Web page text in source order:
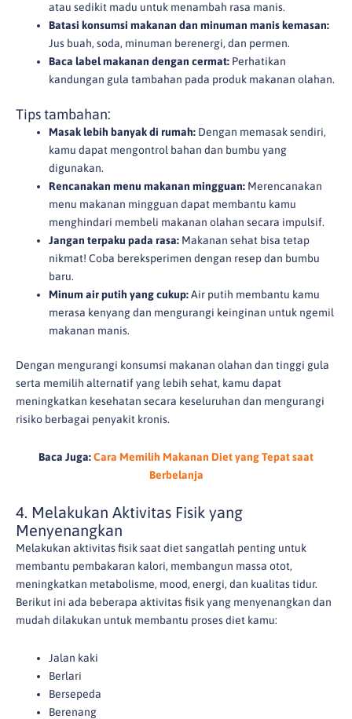
atau sedikit madu untuk menambah rasa manis.
Batasi konsumsi makanan dan minuman manis kemasan:
Jus buah, soda, minuman berenergi, dan permen.
Baca label makanan dengan cermat: Perhatikan
kandungan gula tambahan pada produk makanan olahan.
Tips tambahan:
Masak lebih banyak di rumah: Dengan memasak sendiri,
kamu dapat mengontrol bahan dan bumbu yang
digunakan.
Rencanakan menu makanan mingguan: Merencanakan
menu makanan mingguan dapat membantu kamu
menghindari membeli makanan olahan secara impulsif.
Jangan terpaku pada rasa: Makanan sehat bisa tetap
nikmat! Coba bereksperimen dengan resep dan bumbu
baru.
Minum air putih yang cukup:Air putih membantu kamu
merasa kenyang dan mengurangi keinginan untuk ngemil
makanan manis.
Dengan mengurangi konsumsi makanan olahan dan tinggi gula
serta memilih alternatif yang lebih sehat, kamu dapat
meningkatkan kesehatan secara keseluruhan dan mengurangi
risiko berbagai penyakit kronis.
Baca Juga:Cara Memilih Makanan Diet yang Tepat saat
Berbelanja
4. Melakukan Aktivitas Fisik yang
Menyenangkan
Melakukan aktivitas fisik saat diet sangatlah penting untuk
membantu pembakaran kalori, membangun massa otot,
meningkatkan metabolisme, mood, energi, dan kualitas tidur.
Berikut ini ada beberapa aktivitas fisik yang menyenangkan dan
mudah dilakukan untuk membantu proses diet kamu:
Jalan kaki
Berlari
Bersepeda
Berenang